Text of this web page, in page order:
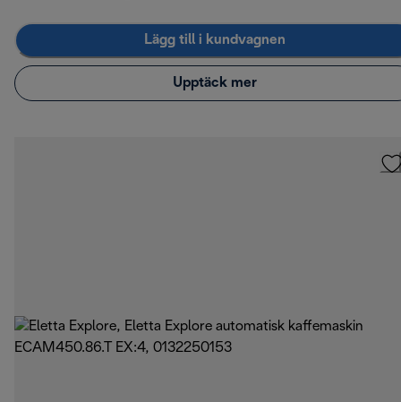
Lägg till i kundvagnen
Upptäck mer